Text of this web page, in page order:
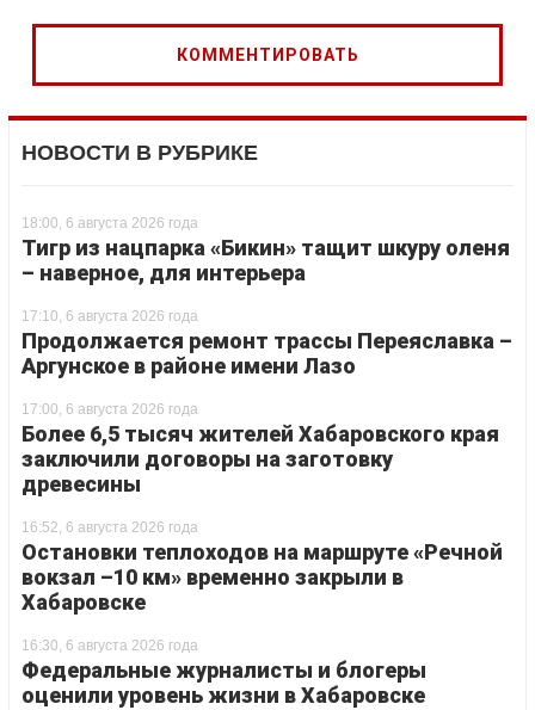
НОВОСТИ В РУБРИКЕ
18:00, 6 августа 2026 года
Тигр из нацпарка «Бикин» тащит шкуру оленя
– наверное, для интерьера
17:10, 6 августа 2026 года
Продолжается ремонт трассы Переяславка –
Аргунское в районе имени Лазо
17:00, 6 августа 2026 года
Более 6,5 тысяч жителей Хабаровского края
заключили договоры на заготовку
древесины
16:52, 6 августа 2026 года
Остановки теплоходов на маршруте «Речной
вокзал –10 км» временно закрыли в
Хабаровске
16:30, 6 августа 2026 года
Федеральные журналисты и блогеры
оценили уровень жизни в Хабаровске